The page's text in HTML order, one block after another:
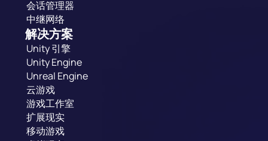
会话管理器
中继网络
解决方案
Unity 引擎
Unity Engine
Unreal Engine
云游戏
游戏工作室
扩展现实
移动游戏